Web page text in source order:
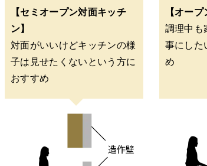
【セミオープン対面キッチ
ン】
対面がいいけどキッチンの様
子は見せたくないという方に
おすすめ
【オー
調理中も
事にした
め